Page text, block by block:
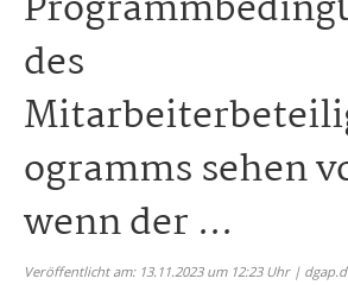
des
ogramms sehen
wenn der ...
Veröffentlicht am: 13.11.2023 um 12:23 Uhr |